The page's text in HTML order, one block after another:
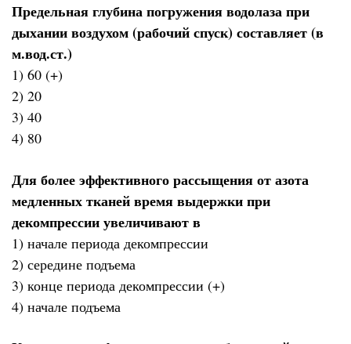
Предельная глубина погружения водолаза при
дыхании воздухом (рабочий спуск) составляет (в
м.вод.ст.)
1) 60 (+)
2) 20
3) 40
4) 80
Для более эффективного рассыщения от азота
медленных тканей время выдержки при
декомпрессии увеличивают в
1) начале периода декомпрессии
2) середине подъема
3) конце периода декомпрессии (+)
4) начале подъема